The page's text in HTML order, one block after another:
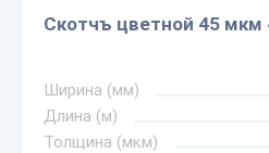
Скотчъ цветной 45 мкм
Ширина (мм)
Длина (м)
Толщина (мкм)